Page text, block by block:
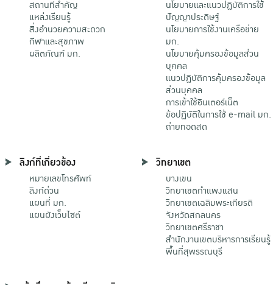
สถานที่สำคัญ
แหล่งเรียนรู้
สิ่งอำนวยความสะดวก
กีฬาและสุขภาพ
ผลิตภัณฑ์ มก.
นโยบายและแนวปฏิบัติการใช้
ปัญญาประดิษฐ์
นโยบายการใช้งานเครือข่าย
มก.
นโยบายคุ้มครองข้อมูลส่วน
บุคคล
แนวปฏิบัติการคุ้มครองข้อมูล
ส่วนบุคคล
การเข้าใช้อินเตอร์เน็ต
ข้อปฏิบัติในการใช้ e-mail มก.
ถ่ายทอดสด
ลิงก์ที่เกี่ยวข้อง
หมายเลขโทรศัพท์
ลิงก์ด่วน
แผนที่ มก.
แผนผังเว็บไซต์
วิทยาเขต
บางเขน
วิทยาเขตกําแพงแสน
วิทยาเขตเฉลิมพระเกียรติ
จังหวัดสกลนคร
วิทยาเขตศรีราชา
สำนักงานเขตบริหารการเรียนรู้
พื้นที่สุพรรณบุรี